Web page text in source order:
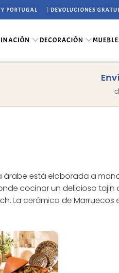
PORTUGAL | DEVOLUCIONES
DECORACIÓN
árabe está elaborada a
cocinar un delicioso
La cerámica de